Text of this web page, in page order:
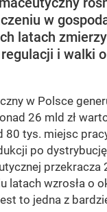
w
latach
i walki
w Polsce
26 mld zł
tys. miejsc
po
przekracza
latach wzrosła o
to jedna z